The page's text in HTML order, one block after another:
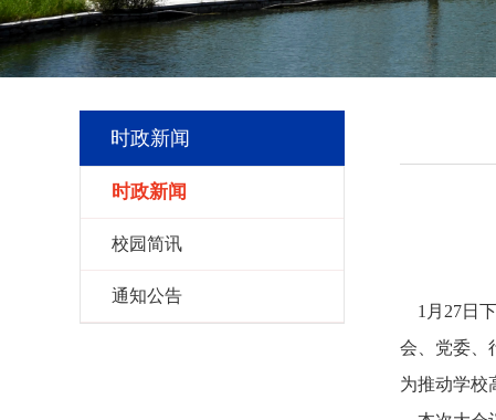
时政新闻
时政新闻
校园简讯
通知公告
1月27日
会、党委、
为推动学校